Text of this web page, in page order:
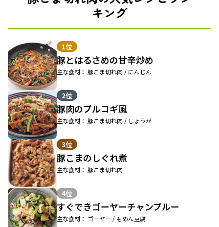
キング
1位
豚とはるさめの甘辛炒め
主な食材： 豚こま切れ肉 / にんじん
2位
豚肉のプルコギ風
主な食材： 豚こま切れ肉 / しょうが
3位
豚こまのしぐれ煮
主な食材： 豚こま切れ肉
4位
すぐできゴーヤーチャンプルー
主な食材： ゴーヤー / もめん豆腐